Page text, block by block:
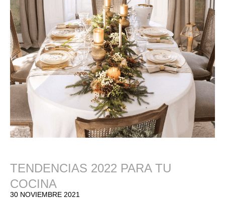
TENDENCIAS 2022 PARA TU
COCINA
30 NOVIEMBRE 2021